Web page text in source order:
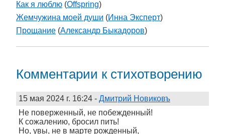
Как я люблю (Offspring)
Жемчужина моей души (Инна Эксперт)
Прощание (Александр Быкадоров)
Комментарии к стихотворению
15 мая 2024 г. 16:24 - Дмитрий Новиковъ
­Не поверженный, не побежденный!
К сожалению, бросил пить!
Но, увы, не в марте рожденный,